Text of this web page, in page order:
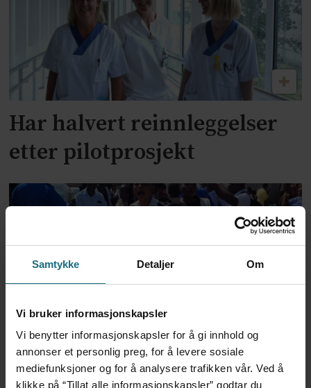
Samtykke Detaljer Om
Vi bruker informasjonskapsler
Vi benytter informasjonskapsler for å gi innhold og
annonser et personlig preg, for å levere sosiale
mediefunksjoner og for å analysere trafikken vår. Ved å
klikke på “Tillat alle informasjonskapsler” godtar du
Har halvert reinnleggelser
etter pilotprosjekt
Ebolautbruddet:
Helsearbeidere protesterer